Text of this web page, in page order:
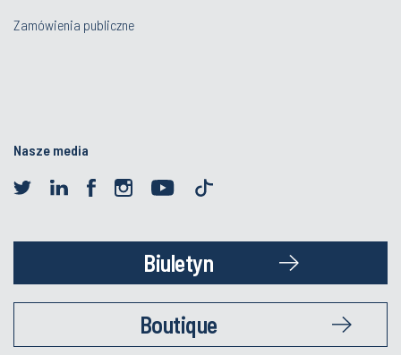
Zamówienia publiczne
Nasze media
Biuletyn
Boutique